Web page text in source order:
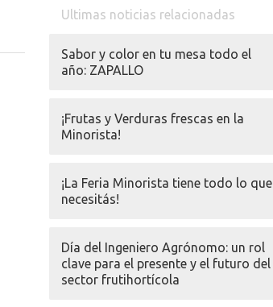
Ultimas noticias relacionadas
Sabor y color en tu mesa todo el
año: ZAPALLO
¡Frutas y Verduras frescas en la
Minorista!
¡La Feria Minorista tiene todo lo que
necesitás!
Día del Ingeniero Agrónomo: un rol
clave para el presente y el futuro del
sector frutihortícola